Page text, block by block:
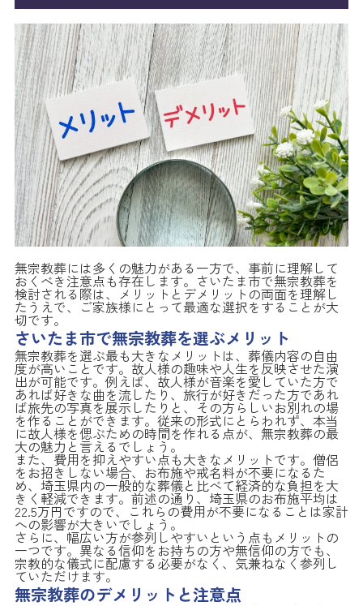
無宗教葬には多くの魅力がある一方で、事前に理解して
おくべき注意点も存在します。さいたま市で無宗教葬を
検討される際は、メリットとデメリットの両面を理解し
たうえで、ご家族様にとって最適な選択をすることが大
切です。
さいたま市で無宗教葬を選ぶメリット
無宗教葬を選ぶ最も大きなメリットは、葬儀内容の自由
度が高いことです。故人様の趣味や人生を反映させた演
出が可能です。例えば、故人様が音楽を愛していた方で
あれば好きな曲を流したり、旅行が好きだった方であれ
ば旅先の写真を展示したりと、その方らしいお別れの場
を作ることができます。従来の形式にとらわれず、本当
に故人様を偲ぶための時間を作れる点が、無宗教葬の最
大の魅力と言えるでしょう。
また、費用を抑えやすい点も大きなメリットです。僧侶
をお招きしない場合、お布施や戒名料が不要になるた
め、埼玉県内の一般的な葬儀と比べて経済的な負担を大
きく軽減できます。前述の通り、埼玉県のお布施平均は
22.5万円ですので、これらの費用が不要になることは家計
への影響が大きいでしょう。
さらに、幅広い方が参列しやすいという点もメリットの
一つです。異なる信仰をお持ちの方や無信仰の方でも、
宗教的な儀式に配慮する必要がなく、気兼ねなく参列し
ていただけます。
無宗教葬のデメリットと注意点